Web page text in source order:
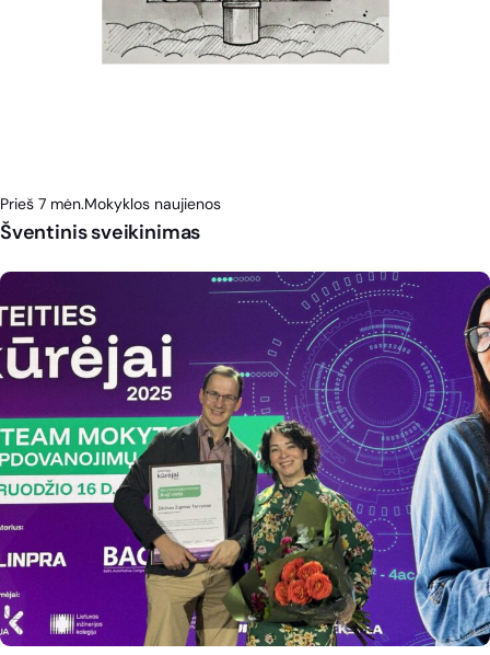
Prieš 7 mėn.Mokyklos naujienos
Šventinis sveikinimas